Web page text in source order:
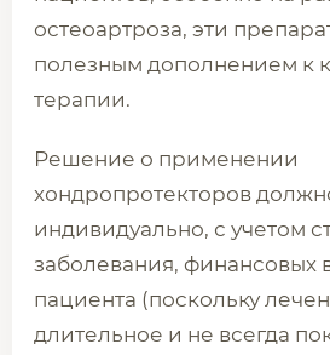
остеоартроза, эти
полезным дополнением к
терапии.
Решение о применении
хондропротекторов
индивидуально, с учетом
заболевания, финансовых
пациента (поскольку
длительное и не всегда